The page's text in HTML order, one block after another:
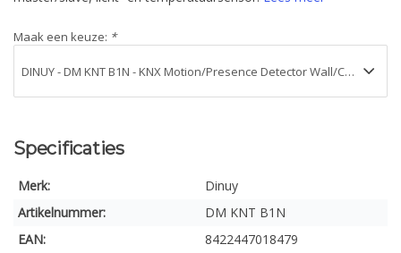
Maak een keuze: *
Specificaties
Merk:
Dinuy
Artikelnummer:
DM KNT B1N
EAN:
8422447018479